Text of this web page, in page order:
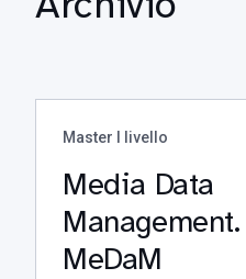
Master I livello
Media Data
Management.
MeDaM